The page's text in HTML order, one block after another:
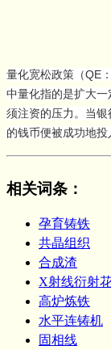
量化宽松政策（QE
中量化指的是扩大一
须注资的压力。当银
的钱币便被成功地投
相关词条 ：
孕育铸铁
共晶组织
合成渣
X射线衍射
高炉炼铁
水平连铸机
固相线